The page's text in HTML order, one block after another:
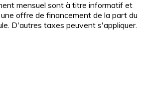
mensuel sont à titre informatif et
offre de financement de la part du
D'autres taxes peuvent s'appliquer.